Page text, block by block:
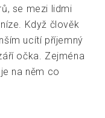
se mezi lidmi
Když člověk
ucítí příjemný
očka. Zejména
na něm co